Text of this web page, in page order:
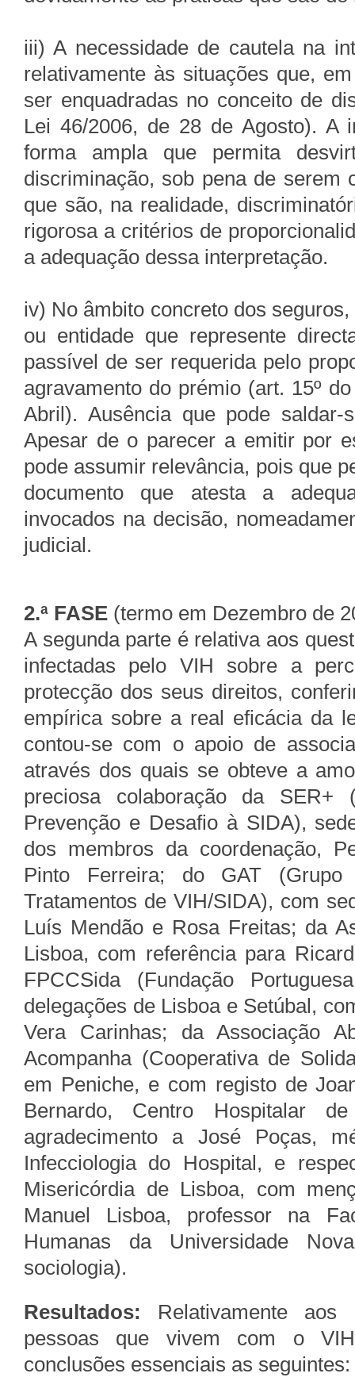
iii) A necessidade de cautela na
relativamente às situações que,
ser enquadradas no conceito de
Lei 46/2006, de 28 de Agosto). A
forma ampla que permita
discriminação, sob pena de serem
que são, na realidade,
rigorosa a critérios de
a adequação dessa interpretação.
iv) No âmbito concreto dos
ou entidade que represente
passível de ser requerida pelo
agravamento do prémio (art. 15º
Abril). Ausência que pode
Apesar de o parecer a emitir por
pode assumir relevância, pois que
documento que atesta a
invocados na decisão,
judicial.
2.ª FASE (termo em Dezembro de
A segunda parte é relativa aos
infectadas pelo VIH sobre a
protecção dos seus direitos,
empírica sobre a real eficácia da
contou-se com o apoio de
através dos quais se obteve a
preciosa colaboração da SER+
Prevenção e Desafio à SIDA),
dos membros da coordenação,
Pinto Ferreira; do GAT (Grupo
Tratamentos de VIH/SIDA), com
Luís Mendão e Rosa Freitas; da
Lisboa, com referência para
FPCCSida (Fundação
delegações de Lisboa e Setúbal,
Vera Carinhas; da Associação
Acompanha (Cooperativa de
em Peniche, e com registo de
Bernardo, Centro Hospitalar
agradecimento a José Poças,
Infecciologia do Hospital, e
Misericórdia de Lisboa, com
Manuel Lisboa, professor na
Humanas da Universidade
sociologia).
Resultados: Relativamente aos
pessoas que vivem com o
conclusões essenciais as seguintes: